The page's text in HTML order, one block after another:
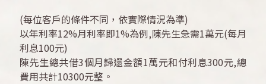
(每位客戶的條件不同，依實際情況為準)
以年利率12%月利率即1%為例,陳先生急需1萬元(每月
利息100元)
陳先生總共借3個月歸還金額1萬元和付利息300元,總
費用共計10300元整。